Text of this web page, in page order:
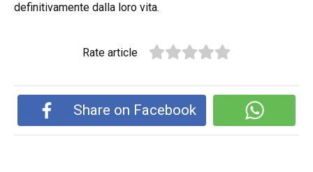
definitivamente dalla loro vita.
Rate article
Share on Facebook